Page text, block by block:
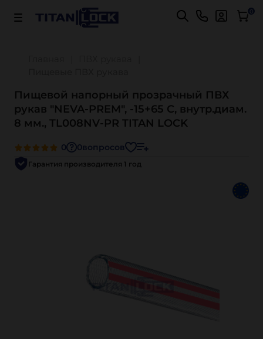
Важно! Для оплаты заказов Подробнее 0
Пищевой напорный прозрачный ПВХ
рукав "NEVA-PREM", -15+65 С, внутр.диам.
8 мм., TL008NV-PR TITAN LOCK
0 0вопросов
Гарантия производителя 1 год